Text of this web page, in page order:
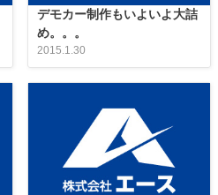
デモカー制作もいよいよ大詰
め。。。
2015.1.30